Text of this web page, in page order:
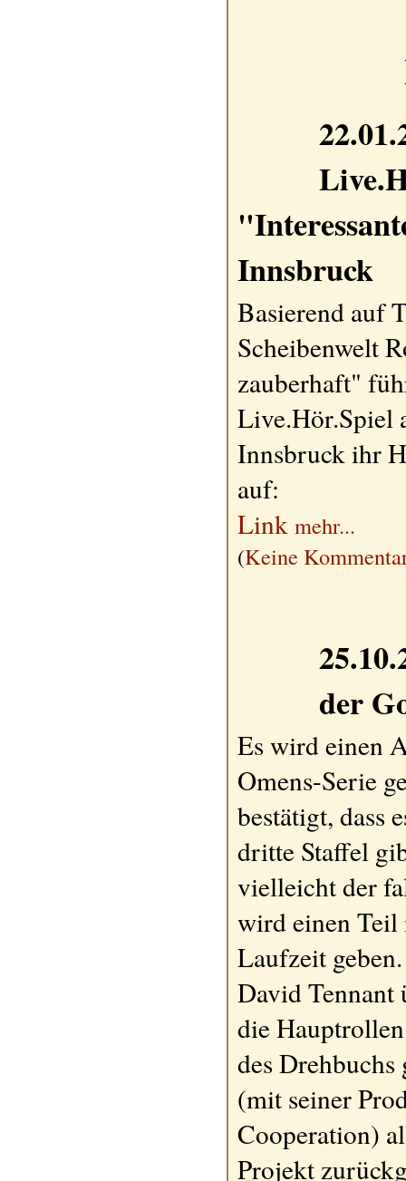
Innsbruck
Basierend auf
Scheibenwelt
zauberhaft"
Live.Hör.Spiel
Innsbruck ihr
auf:
Link mehr...
(Keine
der
Es wird einen
Omens-Serie
bestätigt, dass
dritte Staffel
vielleicht der
wird einen
Laufzeit
David Tennant
die
des Drehbuchs
(mit seiner
Cooperation)
Projekt